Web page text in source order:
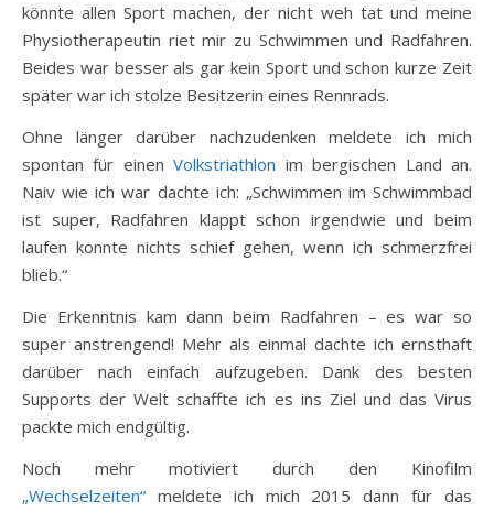
könnte allen Sport machen, der nicht weh tat und meine
Physiotherapeutin riet mir zu Schwimmen und Radfahren.
Beides war besser als gar kein Sport und schon kurze Zeit
später war ich stolze Besitzerin eines Rennrads.
Ohne länger darüber nachzudenken meldete ich mich
spontan für einenVolkstriathlon im bergischen Land an.
Naiv wie ich war dachte ich: „Schwimmen im Schwimmbad
ist super, Radfahren klappt schon irgendwie und beim
laufen konnte nichts schief gehen, wenn ich schmerzfrei
blieb.“
Die Erkenntnis kam dann beim Radfahren – es war so
super anstrengend! Mehr als einmal dachte ich ernsthaft
darüber nach einfach aufzugeben. Dank des besten
Supports der Welt schaffte ich es ins Ziel und das Virus
packte mich endgültig.
Noch mehr motiviert durch den Kinofilm
„Wechselzeiten“ meldete ich mich 2015 dann für das